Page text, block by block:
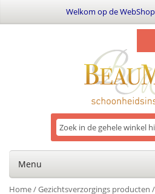
Welkom op de
Menu
Home/Gezichtsverzorgings producten /